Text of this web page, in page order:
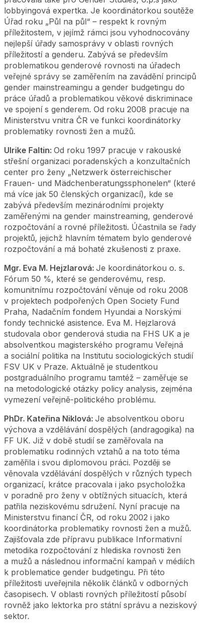
lobbyingová expertka. Je koordinátorkou soutěže
Úřad roku „Půl na půl“ – respekt k rovným
příležitostem, v jejímž rámci jsou vyhodnocovány
nejlepší úřady samosprávy v oblasti rovných
příležitostí a genderu. Zabývá se především
problematikou genderové rovnosti na úřadech
veřejné správy se zaměřením na zavádění principů
gender mainstreamingu a gender budgetingu do
práce úřadů a problematikou věkové diskriminace
ve spojení s genderem. Od roku 2008 pracuje na
Ministerstvu vnitra ČR ve funkci koordinátorky
problematiky rovnosti žen a mužů.
Ulrike Faltin: Od roku 1997 pracuje v rakouské
střešní organizaci poradenských a konzultačních
center pro ženy „Netzwerk österreichischer
Frauen- und Mädchenberatungssphonelen“ (které
má více jak 50 členských organizací), kde se
zabývá především mezinárodními projekty
zaměřenými na gender mainstreaming, genderové
rozpočtování a rovné příležitosti. Účastnila se řady
projektů, jejichž hlavním tématem bylo genderové
rozpočtování a má bohaté zkušenosti z praxe.
Mgr. Eva M. Hejzlarová: Je koordinátorkou o. s.
Fórum 50 %, které se genderovému, resp.
komunitnímu rozpočtování věnuje od roku 2008
v projektech podpořených Open Society Fund
Praha, Nadačním fondem Hyundai a Norskými
fondy technické asistence. Eva M. Hejzlarová
studovala obor genderová studia na FHS UK a je
absolventkou magisterského programu Veřejná
a sociální politika na Institutu sociologických studií
FSV UK v Praze. Aktuálně je studentkou
postgraduálního programu tamtéž – zaměřuje se
na metodologické otázky policy analysis, zejména
vymezení veřejně-politického problému.
PhDr. Kateřina Niklová: Je absolventkou oboru
výchova a vzdělávání dospělých (andragogika) na
FF UK. Již v době studií se zaměřovala na
problematiku rodinných vztahů a na toto téma
zaměřila i svou diplomovou práci. Později se
věnovala vzdělávání dospělých v různých typech
organizací, krátce pracovala i jako psycholožka
v poradně pro ženy v obtížných situacích, která
patřila neziskovému sdružení. Nyní pracuje na
Ministerstvu financí ČR, od roku 2002 i jako
koordinátorka problematiky rovnosti žen a mužů.
Zajišťovala zde přípravu publikace Informativní
metodika rozpočtování z hlediska rovnosti žen
a mužů a následnou informační kampaň v médiích
k problematice gender budgetingu. Při této
příležitosti uveřejnila několik článků v odborných
časopisech. V oblasti rovných příležitostí působí
rovněž jako lektorka pro státní správu a neziskový
sektor.